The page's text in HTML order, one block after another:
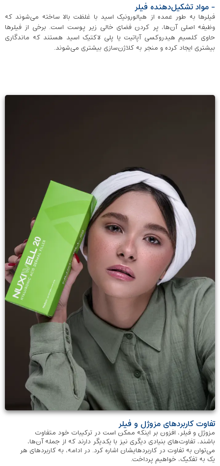
- مواد تشکیل‌دهنده فیلر
فیلرها به طور عمده از هیالورونیک اسید با غلظت بالا ساخته می‌شوند که
وظیفه اصلی آن‌ها، پر کردن فضای خالی زیر پوست است. برخی از فیلرها
حاوی کلسیم هیدروکسی آپاتیت یا پلی‌ لاکتیک اسید هستند که ماندگاری
بیشتری ایجاد کرده و منجر به کلاژن‌سازی بیشتری می‌شوند.
تفاوت کاربردهای مزوژل و فیلر
مزوژل و فیلر، افزون بر اینکه ممکن است در ترکیبات خود متفاوت
باشند، تفاوت‌های بنیادی دیگری نیز با یکدیگر دارند که از جمله آن‌ها،
می‌توان به تفاوت در کاربردهایشان اشاره کرد. در ادامه، به کاربردهای هر
یک به تفکیک، خواهیم پرداخت.